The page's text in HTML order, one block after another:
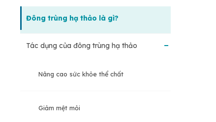
Đông trùng hạ thảo là gì?
Tác dụng của đông trùng hạ thảo
Nâng cao sức khỏe thể chất
Giảm mệt mỏi